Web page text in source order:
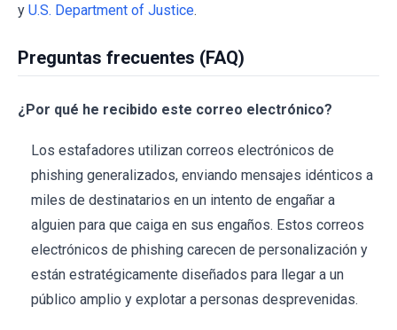
y U.S. Department of Justice.
Preguntas frecuentes (FAQ)
¿Por qué he recibido este correo electrónico?
Los estafadores utilizan correos electrónicos de
phishing generalizados, enviando mensajes idénticos a
miles de destinatarios en un intento de engañar a
alguien para que caiga en sus engaños. Estos correos
electrónicos de phishing carecen de personalización y
están estratégicamente diseñados para llegar a un
público amplio y explotar a personas desprevenidas.